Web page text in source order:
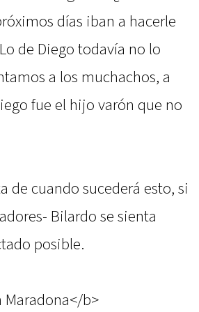
días iban a hacerle
de Diego todavía no lo
a los muchachos, a
fue el hijo varón que no
de cuando sucederá esto, si
Bilardo se sienta
posible.
Maradona</b>